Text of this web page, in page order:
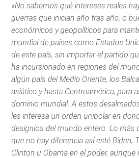
«No sabemos qué intereses reales
guerras que inician año tras año, o
económicos y geopolíticos para
mundial de países como Estados
de este país, sin importar el partido
ha incursionado en regiones del
algún país del Medio Oriente, los
asiático y hasta Centroamérica, para
dominio mundial. A estos
les interesa un orden unipolar en
designios del mundo entero. Lo más
que no hay diferencia así esté Biden,
Clinton u Obama en el poder,